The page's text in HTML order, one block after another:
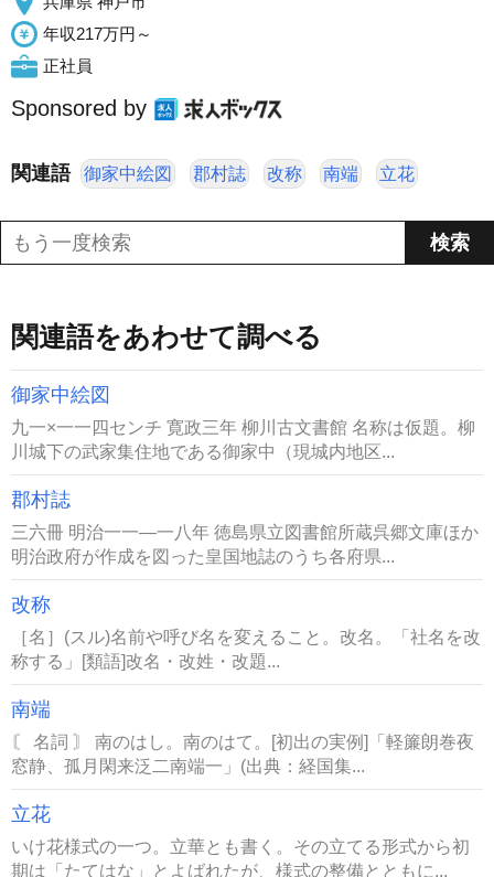
年収217万円～
正社員
Sponsored by
関連語 御家中絵図 郡村誌 改称 南端 立花
関連語をあわせて調べる
御家中絵図
九一×一一四センチ 寛政三年 柳川古文書館 名称は仮題。柳
川城下の武家集住地である御家中（現城内地区...
郡村誌
三六冊 明治一一―一八年 徳島県立図書館所蔵呉郷文庫ほか
明治政府が作成を図った皇国地誌のうち各府県...
改称
［名］(スル)名前や呼び名を変えること。改名。「社名を改
称する」[類語]改名・改姓・改題...
南端
〘 名詞 〙 南のはし。南のはて。[初出の実例]「軽簾朗巻夜
窓静、孤月閑来泛二南端一」(出典：経国集...
立花
いけ花様式の一つ。立華とも書く。その立てる形式から初
期は「たてはな」とよばれたが、様式の整備とともに...